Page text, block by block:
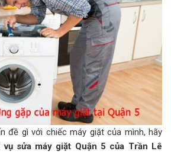
đề gì với chiếc máy giặt của mình, hãy
vụ sửa máy giặt Quận 5 của Trần Lê